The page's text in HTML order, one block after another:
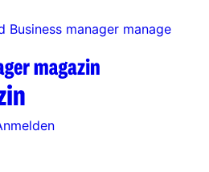
Business manager manage